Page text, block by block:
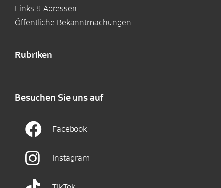
Links & Adressen
Öffentliche Bekanntmachungen
Rubriken
Besuchen Sie uns auf
Facebook
Instagram